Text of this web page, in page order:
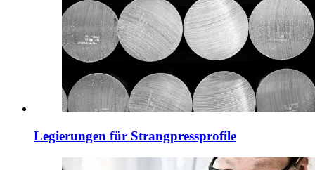
Legierungen für Strangpressprofile